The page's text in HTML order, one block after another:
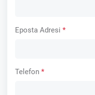
Eposta Adresi *
Telefon *